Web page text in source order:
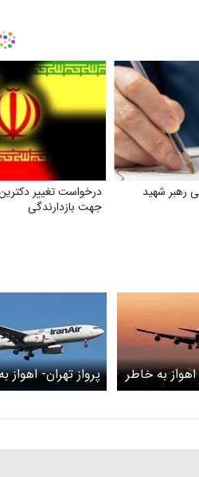
رهبر شهید
درخواست تغییر
جهت بازدارندگی
به خاطر
پرواز تهران- اهواز
آب و هوا به